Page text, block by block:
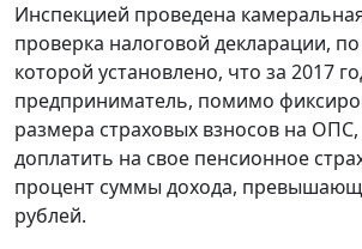
Инспекцией проведена
проверка налоговой декларации,
которой установлено, что за 2017
предприниматель, помимо
размера страховых взносов на
доплатить на свое пенсионное
процент суммы дохода,
рублей.